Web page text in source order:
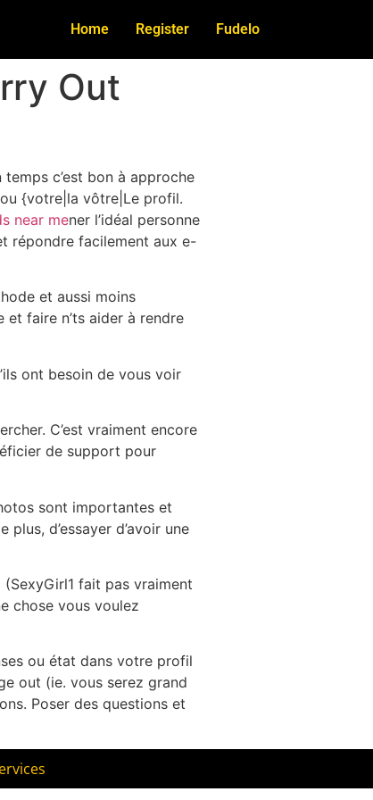
Home Register Fudelo
Out
c’est bon à approche
{votre|la vôtre|Le profil.
near mener l’idéal personne
répondre facilement aux e-
et aussi moins
faire n’ts aider à rendre
ont besoin de vous voir
C’est vraiment encore
de support pour
sont importantes et
d’essayer d’avoir une
fait pas vraiment
chose vous voulez
ou état dans votre profil
out (ie. vous serez grand
Poser des questions et